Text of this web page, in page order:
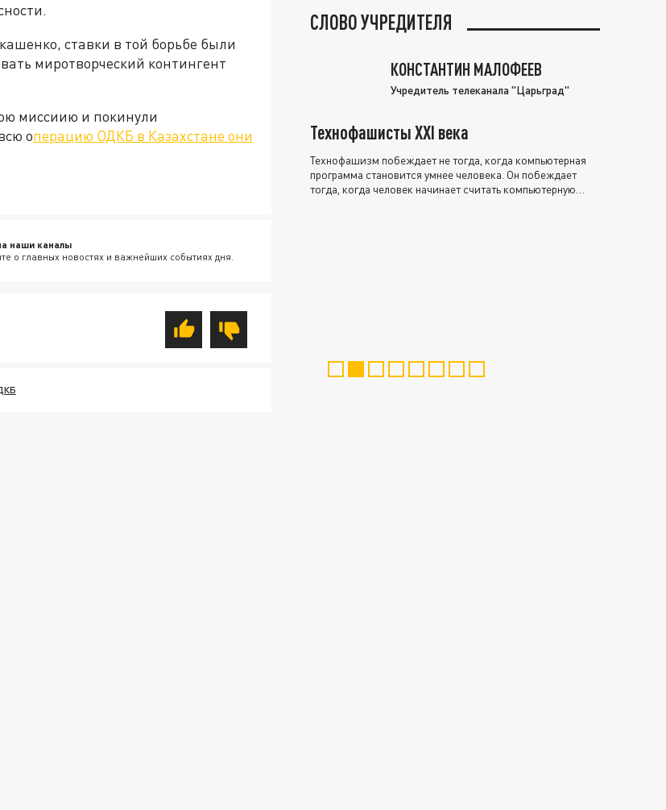
ставки в той борьбе были
миротворческий контингент
миссиию и покинули
операцию ОДКБ в Казахстане они
наши каналы
о главных новостях и важнейших событиях дня.
СЛОВО УЧРЕДИТЕЛЯ
КОНСТАНТИН МАЛОФЕЕВ
Учредитель телеканала "Царьград"
Технофашисты XXI века
Технофашизм побеждает не тогда, когда компьютерная
программа становится умнее человека. Он побеждает
тогда, когда человек начинает считать компьютерную